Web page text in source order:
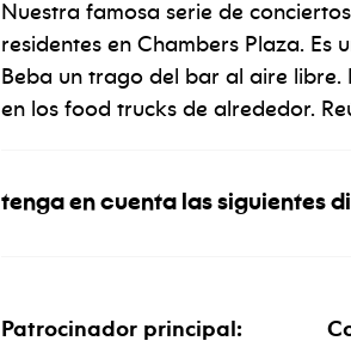
Nuestra famosa serie de
residentes en Chambers Plaza. Es
Beba un trago del bar al aire libre.
en los food trucks de alrededor.
tenga en cuenta las siguientes
Patrocinador principal: